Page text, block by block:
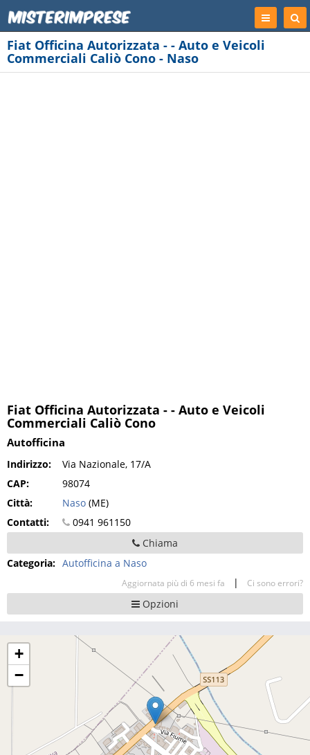
Registrati
Fiat Officina Autorizzata - - Auto e Veicoli
Commerciali Caliò Cono - Naso
Fiat Officina Autorizzata - - Auto e Veicoli
Commerciali Caliò Cono
Autofficina
Indirizzo:
Via Nazionale, 17/A
CAP:
98074
Città:
Naso (ME)
Contatti:
0941 961150
Chiama
Categoria: Autofficina a Naso
Aggiornata più di 6 mesi fa | Ci sono errori?
Opzioni
+
−